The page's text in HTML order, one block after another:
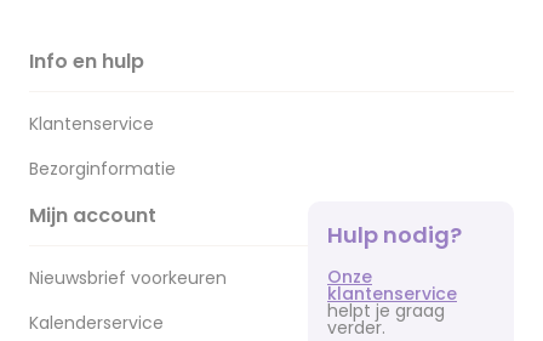
Info en hulp
Klantenservice
Bezorginformatie
Mijn account
Nieuwsbrief voorkeuren
Kalenderservice
Hulp nodig?
Onze
klantenservice
helpt je graag
verder.